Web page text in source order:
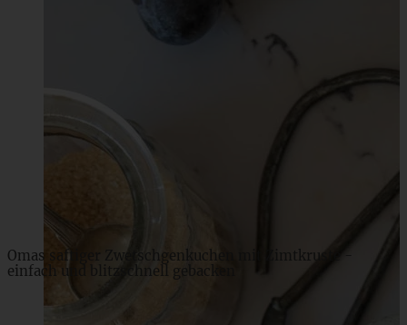
Cremiger Käsekuchen mit Mohnfüllung und Streuseln
Omas saftiger Zwetschgenkuchen mit Zimtkruste -
einfach und blitzschnell gebacken